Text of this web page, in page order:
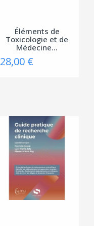
Éléments de
Toxicologie et de
Médecine...
28,00 €